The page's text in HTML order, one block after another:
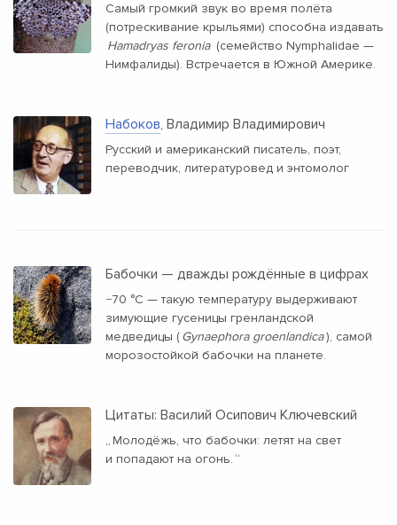
Самый громкий звук во время полёта
(потрескивание крыльями) способна издавать
Hamadryas feronia (семейство Nymphalidae —
Нимфалиды). Встречается в Южной Америке.
Набоков, Владимир Владимирович
Русский и американский писатель, поэт,
переводчик, литературовед и энтомолог
Бабочки — дважды рождённые в цифрах
−70 °C — такую температуру выдерживают
зимующие гусеницы гренландской
медведицы (Gynaephora groenlandica ), самой
морозостойкой бабочки на планете.
Цитаты: Василий Осипович Ключевский
„Молодёжь, что бабочки: летят на свет
и попадают на огонь. “